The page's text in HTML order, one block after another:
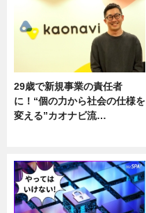
29歳で新規事業の責任者
に！“個の力から社会の仕様を
変える”カオナビ流…